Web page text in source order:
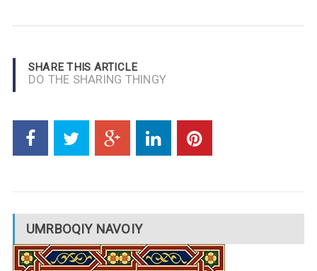
SHARE THIS ARTICLE
DO THE SHARING THINGY
UMRBOQIY NAVOIY